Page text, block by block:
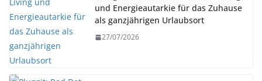
und Energieautarkie für das Zuhause
als ganzjährigen Urlaubsort
27/07/2026